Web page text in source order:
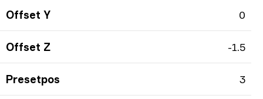
Offset Y 0
Offset Z -1.5
Presetpos 3